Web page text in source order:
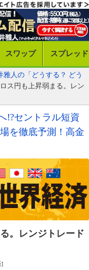
スワップ スプレッド
雅人の「どうする？ どう
ス円も上昇弱まる。レン
!?セントラル短資
を徹底予測！高金
。
レンジトレード
]